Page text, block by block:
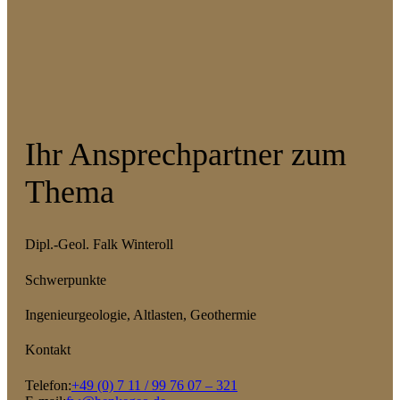
Ihr Ansprechpartner zum
Thema
Dipl.-Geol. Falk Winteroll
Schwerpunkte
Ingenieurgeologie, Altlasten, Geothermie
Kontakt
Telefon:+49 (0) 7 11 / 99 76 07 – 321